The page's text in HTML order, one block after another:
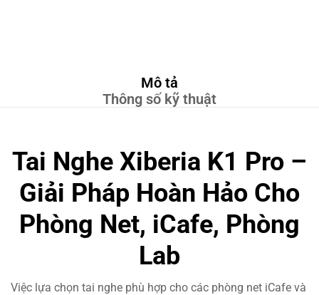
Mô tả
Thông số kỹ thuật
Tai Nghe Xiberia K1 Pro –
Giải Pháp Hoàn Hảo Cho
Phòng Net, iCafe, Phòng
Lab
Việc lựa chọn tai nghe phù hợp cho các phòng net iCafe và